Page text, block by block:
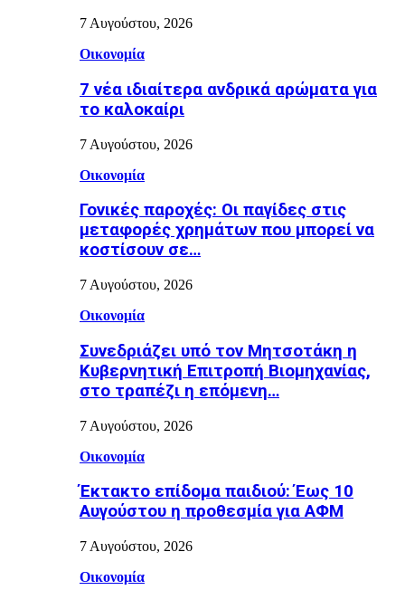
7 Αυγούστου, 2026
Οικονομία
7 νέα ιδιαίτερα ανδρικά αρώματα για
το καλοκαίρι
7 Αυγούστου, 2026
Οικονομία
Γονικές παροχές: Οι παγίδες στις
μεταφορές χρημάτων που μπορεί να
κοστίσουν σε…
7 Αυγούστου, 2026
Οικονομία
Συνεδριάζει υπό τον Μητσοτάκη η
Κυβερνητική Επιτροπή Βιομηχανίας,
στο τραπέζι η επόμενη…
7 Αυγούστου, 2026
Οικονομία
Έκτακτο επίδομα παιδιού: Έως 10
Αυγούστου η προθεσμία για ΑΦΜ
7 Αυγούστου, 2026
Οικονομία